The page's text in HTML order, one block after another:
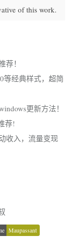
of this work.
！
等经典样式，超简
更新方法！
荐!
收入，流量变现
Maupassant